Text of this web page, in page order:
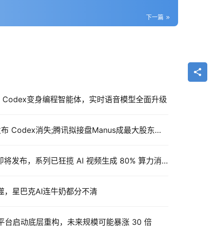
下一篇
变身编程智能体，实时语音模型全面升级
AI日报：GPT5.6系列模型发布 Codex消失;腾讯拟接盘Manus成最大股东；MiniMax创始人宣布零薪酬直至实现AGI
曝字节 Seedance 2.1 模型即将发布，系列已狂揽 AI 视频生成 80% 算力消耗
，星巴克AI连牛奶都分不清
台启动底层重构，未来规模可能暴涨 30 倍